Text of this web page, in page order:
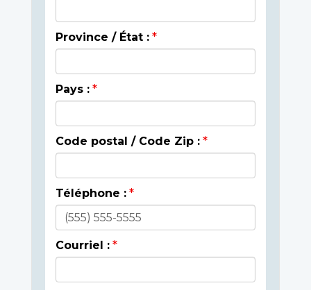
Province / État :
Pays :
Code postal / Code Zip :
Téléphone :
Courriel :